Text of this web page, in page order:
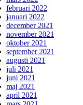
februari 2022
januari 2022
december 2021
november 2021
oktober 2021
september 2021
augusti 2021
juli 2021
juni 2021
maj 2021
april 2021